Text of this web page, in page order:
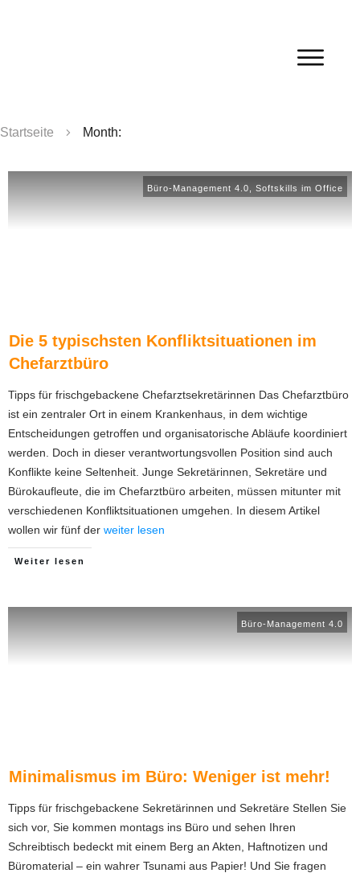
Startseite Month:
Büro-Management 4.0 Softskills im Office
Die 5 typischsten Konfliktsituationen im
Chefarztbüro
Tipps für frischgebackene Chefarztsekretärinnen Das Chefarztbüro
ist ein zentraler Ort in einem Krankenhaus, in dem wichtige
Entscheidungen getroffen und organisatorische Abläufe koordiniert
werden. Doch in dieser verantwortungsvollen Position sind auch
Konflikte keine Seltenheit. Junge Sekretärinnen, Sekretäre und
Bürokaufleute, die im Chefarztbüro arbeiten, müssen mitunter mit
verschiedenen Konfliktsituationen umgehen. In diesem Artikel
wollen wir fünf der weiter lesen
Weiter lesen
Büro-Management 4.0
Minimalismus im Büro: Weniger ist mehr!
Tipps für frischgebackene Sekretärinnen und Sekretäre Stellen Sie
sich vor, Sie kommen montags ins Büro und sehen Ihren
Schreibtisch bedeckt mit einem Berg an Akten, Haftnotizen und
Büromaterial – ein wahrer Tsunami aus Papier! Und Sie fragen